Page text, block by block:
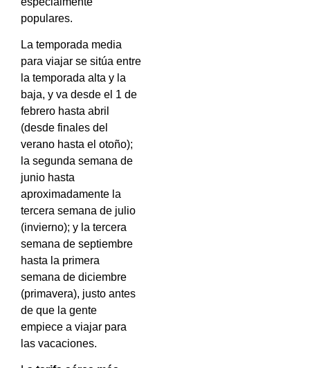
populares.
La temporada media
para viajar se sitúa entre
la temporada alta y la
baja, y va desde el 1 de
febrero hasta abril
(desde finales del
verano hasta el otoño);
la segunda semana de
junio hasta
aproximadamente la
tercera semana de julio
(invierno); y la tercera
semana de septiembre
hasta la primera
semana de diciembre
(primavera), justo antes
de que la gente
empiece a viajar para
las vacaciones.